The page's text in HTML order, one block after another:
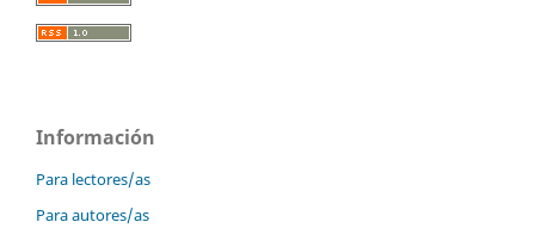
Información
Para lectores/as
Para autores/as